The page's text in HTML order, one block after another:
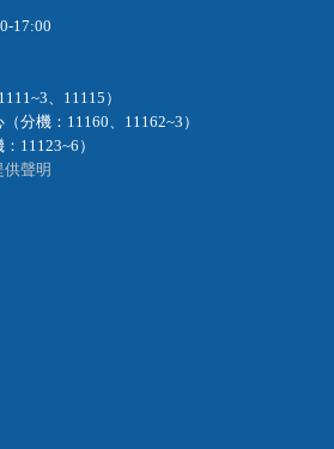
17:00
、11115）
分機：11160、11162~3）
11123~6）
供聲明